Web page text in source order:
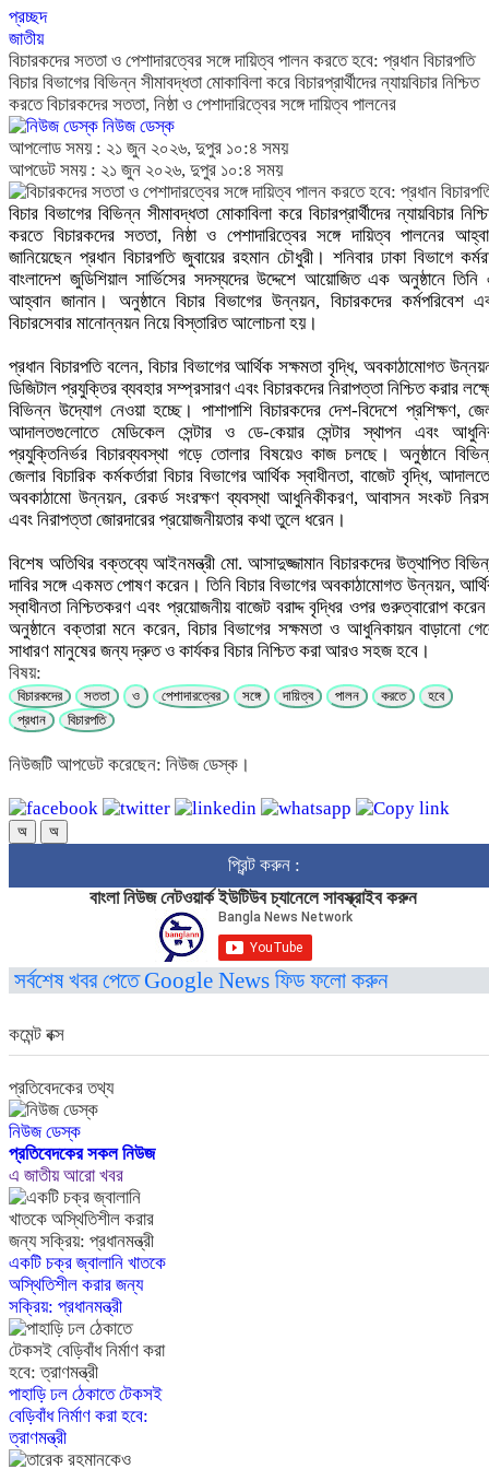
প্রচ্ছদ
জাতীয়
বিচারকদের সততা ও পেশাদারত্বের সঙ্গে দায়িত্ব পালন করতে হবে: প্রধান বিচারপতি
বিচার বিভাগের বিভিন্ন সীমাবদ্ধতা মোকাবিলা করে বিচারপ্রার্থীদের ন্যায়বিচার নিশ্চিত
করতে বিচারকদের সততা, নিষ্ঠা ও পেশাদারিত্বের সঙ্গে দায়িত্ব পালনের
নিউজ ডেস্ক
আপলোড সময় : ২১ জুন ২০২৬, দুপুর ১০:৪ সময়
আপডেট সময় : ২১ জুন ২০২৬, দুপুর ১০:৪ সময়
বিচার বিভাগের বিভিন্ন সীমাবদ্ধতা মোকাবিলা করে বিচারপ্রার্থীদের ন্যায়বিচার
করতে বিচারকদের সততা, নিষ্ঠা ও পেশাদারিত্বের সঙ্গে দায়িত্ব পালনের
জানিয়েছেন প্রধান বিচারপতি জুবায়ের রহমান চৌধুরী। শনিবার ঢাকা বিভাগে
বাংলাদেশ জুডিশিয়াল সার্ভিসের সদস্যদের উদ্দেশে আয়োজিত এক অনুষ্ঠানে
আহ্বান জানান। অনুষ্ঠানে বিচার বিভাগের উন্নয়ন, বিচারকদের কর্মপরিবেশ
বিচারসেবার মানোন্নয়ন নিয়ে বিস্তারিত আলোচনা হয়।
প্রধান বিচারপতি বলেন, বিচার বিভাগের আর্থিক সক্ষমতা বৃদ্ধি, অবকাঠামোগত
ডিজিটাল প্রযুক্তির ব্যবহার সম্প্রসারণ এবং বিচারকদের নিরাপত্তা নিশ্চিত করার
বিভিন্ন উদ্যোগ নেওয়া হচ্ছে। পাশাপাশি বিচারকদের দেশ-বিদেশে প্রশিক্ষণ,
আদালতগুলোতে মেডিকেল সেন্টার ও ডে-কেয়ার সেন্টার স্থাপন এবং
প্রযুক্তিনির্ভর বিচারব্যবস্থা গড়ে তোলার বিষয়েও কাজ চলছে। অনুষ্ঠানে
জেলার বিচারিক কর্মকর্তারা বিচার বিভাগের আর্থিক স্বাধীনতা, বাজেট বৃদ্ধি,
অবকাঠামো উন্নয়ন, রেকর্ড সংরক্ষণ ব্যবস্থা আধুনিকীকরণ, আবাসন সংকট
এবং নিরাপত্তা জোরদারের প্রয়োজনীয়তার কথা তুলে ধরেন।
বিশেষ অতিথির বক্তব্যে আইনমন্ত্রী মো. আসাদুজ্জামান বিচারকদের উত্থাপিত
দাবির সঙ্গে একমত পোষণ করেন। তিনি বিচার বিভাগের অবকাঠামোগত উন্নয়ন,
স্বাধীনতা নিশ্চিতকরণ এবং প্রয়োজনীয় বাজেট বরাদ্দ বৃদ্ধির ওপর গুরুত্বারোপ
অনুষ্ঠানে বক্তারা মনে করেন, বিচার বিভাগের সক্ষমতা ও আধুনিকায়ন বাড়ানো
সাধারণ মানুষের জন্য দ্রুত ও কার্যকর বিচার নিশ্চিত করা আরও সহজ হবে।
বিষয়:
বিচারকদের সততা ও পেশাদারত্বের সঙ্গে দায়িত্ব পালন করতে
হবে
প্রধান
বিচারপতি
নিউজটি আপডেট করেছেন: নিউজ ডেস্ক।
অ অ
প্রিন্ট করুন :
বাংলা নিউজ নেটওয়ার্ক ইউটিউব চ্যানেলে সাবস্ক্রাইব করুন
সর্বশেষ খবর পেতে Google News ফিড ফলো করুন
কমেন্ট বক্স
প্রতিবেদকের তথ্য
নিউজ ডেস্ক
প্রতিবেদকের সকল নিউজ
এ জাতীয় আরো খবর
একটি চক্র জ্বালানি খাতকে
অস্থিতিশীল করার জন্য
সক্রিয়: প্রধানমন্ত্রী
পাহাড়ি ঢল ঠেকাতে টেকসই
বেড়িবাঁধ নির্মাণ করা হবে:
ত্রাণমন্ত্রী